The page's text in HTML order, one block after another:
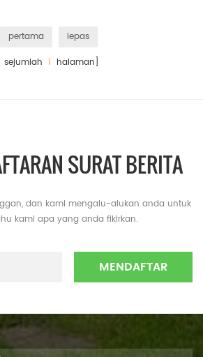
pertama
lepas
1 halaman]
SURAT BERITA
dan kami mengalu-alukan anda untuk
kami apa yang anda fikirkan.